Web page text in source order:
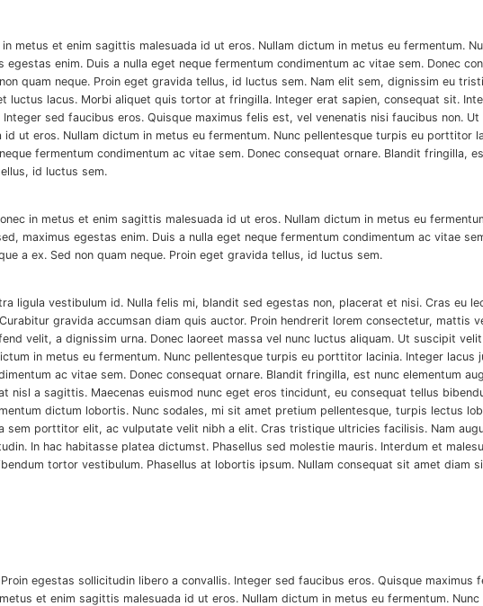
metus et enim sagittis malesuada id ut eros. Nullam dictum in metus eu fermentum.
enim. Duis a nulla eget neque fermentum condimentum ac vitae sem. Donec
quam neque. Proin eget gravida tellus, id luctus sem. Nam elit sem, dignissim eu
luctus lacus. Morbi aliquet quis tortor at fringilla. Integer erat sapien, consequat sit.
sed faucibus eros. Quisque maximus felis est, vel venenatis nisi faucibus non.
ut eros. Nullam dictum in metus eu fermentum. Nunc pellentesque turpis eu porttitor
fermentum condimentum ac vitae sem. Donec consequat ornare. Blandit fringilla,
id luctus sem.
in metus et enim sagittis malesuada id ut eros. Nullam dictum in metus eu
maximus egestas enim. Duis a nulla eget neque fermentum condimentum ac vitae
a ex. Sed non quam neque. Proin eget gravida tellus, id luctus sem.
ligula vestibulum id. Nulla felis mi, blandit sed egestas non, placerat et nisi. Cras eu
gravida accumsan diam quis auctor. Proin hendrerit lorem consectetur, mattis
velit, a dignissim urna. Donec laoreet massa vel nunc luctus aliquam. Ut suscipit
in metus eu fermentum. Nunc pellentesque turpis eu porttitor lacinia. Integer lacus
ac vitae sem. Donec consequat ornare. Blandit fringilla, est nunc elementum
nisl a sagittis. Maecenas euismod nunc eget eros tincidunt, eu consequat tellus
dictum lobortis. Nunc sodales, mi sit amet pretium pellentesque, turpis lectus
sem porttitor elit, ac vulputate velit nibh a elit. Cras tristique ultricies facilisis. Nam
In hac habitasse platea dictumst. Phasellus sed molestie mauris. Interdum et
tortor vestibulum. Phasellus at lobortis ipsum. Nullam consequat sit amet diam
egestas sollicitudin libero a convallis. Integer sed faucibus eros. Quisque maximus
et enim sagittis malesuada id ut eros. Nullam dictum in metus eu fermentum.